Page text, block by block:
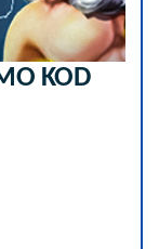
KOD